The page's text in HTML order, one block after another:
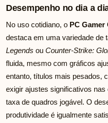
Desempenho no dia a
No uso cotidiano, o PC Gamer
destaca em uma variedade de
Legends ou Counter-Strike:
fluida, mesmo com gráficos
entanto, títulos mais pesados,
exigir ajustes significativos
taxa de quadros jogável. O
produtividade é igualmente